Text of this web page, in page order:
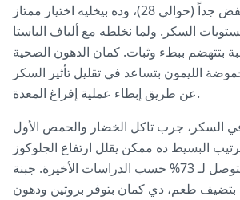
الجلايسيمي منخفض جداً (حوالي 28)، وده بيخليه اختيار ممتاز
السكر. ولما نخلطه مع ألياف الباستا
بتتهضم ببطء وثبات. كمان الدهون الصحية
الليمون بتساعد في تقليل تأثير السكر
عن طريق إبطاء عملية إفراغ المعدة.
السكر، جرب تاكل الخضار والحمص الأول
البسيط ده ممكن يقلل ارتفاع الجلوكوز
بعد الأكل بنسبة بتوصل لـ 73% حسب الدراسات الأخيرة. جبنة
طعم، دي كمان بتوفر بروتين ودهون